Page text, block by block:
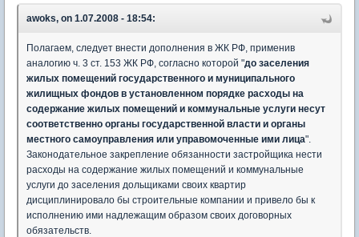
awoks, on 1.07.2008 - 18:54:
Полагаем, следует внести дополнения в ЖК РФ, применив
аналогию ч. 3 ст. 153 ЖК РФ, согласно которой "до заселения
жилых помещений государственного и муниципального
жилищных фондов в установленном порядке расходы на
содержание жилых помещений и коммунальные услуги несут
соответственно органы государственной власти и органы
местного самоуправления или управомоченные ими лица".
Законодательное закрепление обязанности застройщика нести
расходы на содержание жилых помещений и коммунальные
услуги до заселения дольщиками своих квартир
дисциплинировало бы строительные компании и привело бы к
исполнению ими надлежащим образом своих договорных
обязательств.